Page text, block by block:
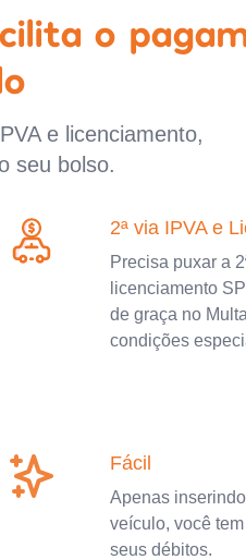
o
e licenciamento,
seu bolso.
2ª via IPVA e
Precisa puxar a
licenciamento
de graça no
condições
Fácil
Apenas
veículo, você
seus débitos.